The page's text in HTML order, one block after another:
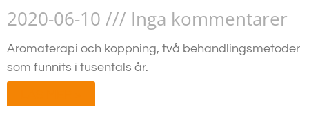
2020-06-10 Inga kommentarer
Aromaterapi och koppning, två behandlingsmetoder
som funnits i tusentals år.